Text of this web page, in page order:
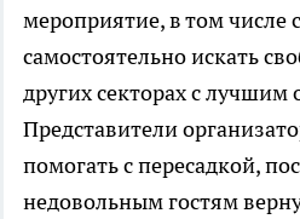
мероприятие, в том числе
самостоятельно искать
других секторах с лучшим
Представители
помогать с пересадкой,
недовольным гостям